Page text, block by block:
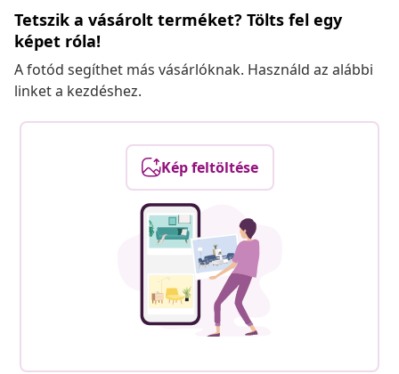
Tetszik a vásárolt terméket? Tölts fel egy
képet róla!
A fotód segíthet más vásárlóknak. Használd az alábbi
linket a kezdéshez.
Kép feltöltése